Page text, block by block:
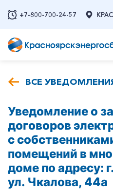
+7-800-700-24-57
ВСЕ
Уведомление о
договоров
с
помещений в
доме по адресу:
ул. Чкалова, 44а